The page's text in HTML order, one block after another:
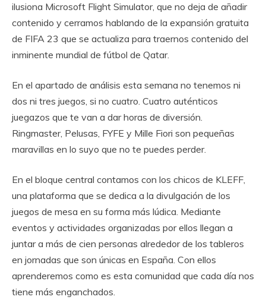
ilusiona Microsoft Flight Simulator, que no deja de añadir
contenido y cerramos hablando de la expansión gratuita
de FIFA 23 que se actualiza para traernos contenido del
inminente mundial de fútbol de Qatar.
En el apartado de análisis esta semana no tenemos ni
dos ni tres juegos, si no cuatro. Cuatro auténticos
juegazos que te van a dar horas de diversión.
Ringmaster, Pelusas, FYFE y Mille Fiori son pequeñas
maravillas en lo suyo que no te puedes perder.
En el bloque central contamos con los chicos de KLEFF,
una plataforma que se dedica a la divulgación de los
juegos de mesa en su forma más lúdica. Mediante
eventos y actividades organizadas por ellos llegan a
juntar a más de cien personas alrededor de los tableros
en jornadas que son únicas en España. Con ellos
aprenderemos como es esta comunidad que cada día nos
tiene más enganchados.